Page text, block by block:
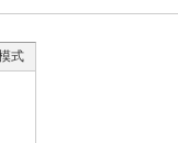
式